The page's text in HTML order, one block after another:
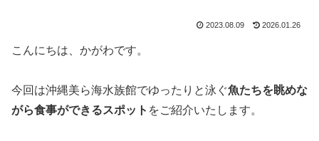
2023.08.09 2026.01.26
こんにちは、かがわです。
今回は沖縄美ら海水族館でゆったりと泳ぐ魚たちを眺めな
がら食事ができるスポット をご紹介いたします。